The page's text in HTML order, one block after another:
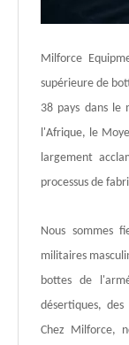
Milforce
supérieure de
38 pays dans le
l'Afrique, le
largement
processus de
Nous sommes
militaires
bottes de
désertiques,
Chez Milforce,